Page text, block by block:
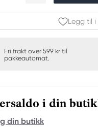
Legg til i
Fri frakt over 599 kr til
pakkeautomat.
i din
din butikk